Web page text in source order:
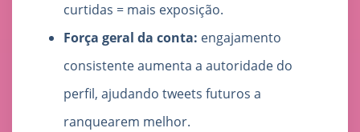
curtidas = mais exposição.
Força geral da conta: engajamento
consistente aumenta a autoridade do
perfil, ajudando tweets futuros a
ranquearem melhor.